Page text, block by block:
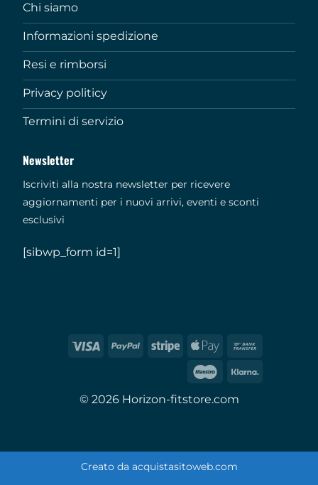
Chi siamo
Informazioni spedizione
Resi e rimborsi
Privacy politicy
Termini di servizio
Newsletter
Iscriviti alla nostra newsletter per ricevere
aggiornamenti per i nuovi arrivi, eventi e sconti
esclusivi
[sibwp_form id=1]
© 2026 Horizon-fitstore.com
Creato da acquistasitoweb.com